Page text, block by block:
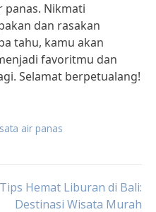
panas. Nikmati
dan rasakan
tahu, kamu akan
favoritmu dan
Selamat berpetualang!
air panas
Tips Hemat Liburan di Bali:
Destinasi Wisata Murah